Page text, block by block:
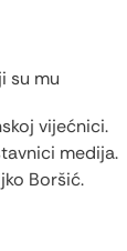
su mu
vijećnici.
medija.
Boršić.